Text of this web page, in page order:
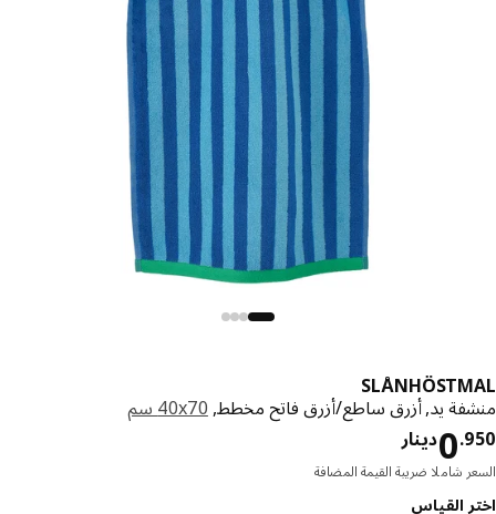
يد, أزرق ساطع/أزرق فاتح مخطط,‎40x70 سم‏
دينار0. دينار 0.950
شاملا ضريبة القيمة المضافة
القياس